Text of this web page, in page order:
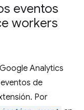
eventos
workers
Analytics
de
Por